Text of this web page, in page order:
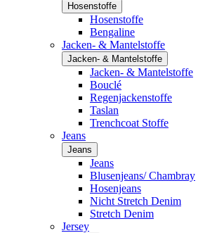
Hosenstoffe
Hosenstoffe
Bengaline
Jacken- & Mantelstoffe
Jacken- & Mantelstoffe
Jacken- & Mantelstoffe
Bouclé
Regenjackenstoffe
Taslan
Trenchcoat Stoffe
Jeans
Jeans
Jeans
Blusenjeans/ Chambray
Hosenjeans
Nicht Stretch Denim
Stretch Denim
Jersey